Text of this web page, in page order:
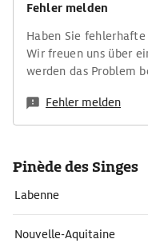
Fehler melden
Haben Sie
Wir freuen uns über
werden das Problem
Fehler melden
Pinède des Singes
Labenne
Nouvelle-Aquitaine